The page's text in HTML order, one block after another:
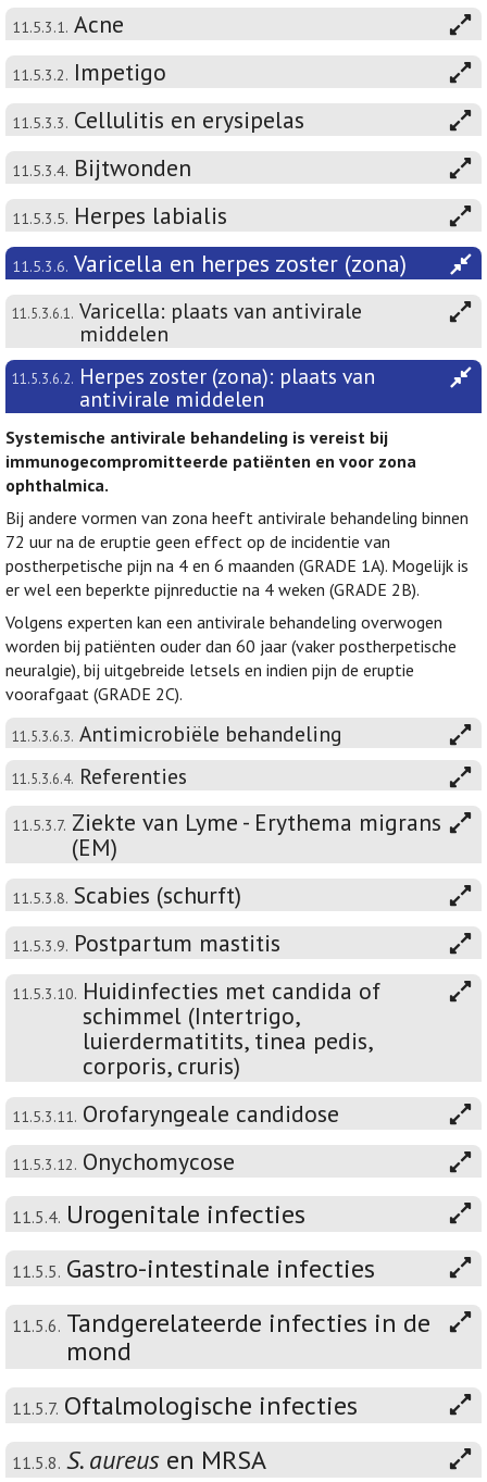
11.5.3.1. Acne
11.5.3.2. Impetigo
11.5.3.3. Cellulitis en erysipelas
11.5.3.4. Bijtwonden
11.5.3.5. Herpes labialis
11.5.3.6. Varicella en herpes zoster (zona)
11.5.3.6.1. Varicella: plaats van antivirale
middelen
11.5.3.6.2. Herpes zoster (zona): plaats van
antivirale middelen
Systemische antivirale behandeling is vereist bij
immunogecompromitteerde patiënten en voor zona
ophthalmica.
Bij andere vormen van zona heeft antivirale behandeling binnen
72 uur na de eruptie geen effect op de incidentie van
postherpetische pijn na 4 en 6 maanden (GRADE 1A). Mogelijk is
er wel een beperkte pijnreductie na 4 weken (GRADE 2B).
Volgens experten kan een antivirale behandeling overwogen
worden bij patiënten ouder dan 60 jaar (vaker postherpetische
neuralgie), bij uitgebreide letsels en indien pijn de eruptie
voorafgaat (GRADE 2C).
11.5.3.6.3. Antimicrobiële behandeling
11.5.3.6.4. Referenties
11.5.3.7. Ziekte van Lyme - Erythema migrans
(EM)
11.5.3.8. Scabies (schurft)
11.5.3.9. Postpartum mastitis
11.5.3.10. Huidinfecties met candida of
schimmel (Intertrigo,
luierdermatitits, tinea pedis,
corporis, cruris)
11.5.3.11. Orofaryngeale candidose
11.5.3.12. Onychomycose
11.5.4. Urogenitale infecties
11.5.5. Gastro-intestinale infecties
11.5.6. Tandgerelateerde infecties in de
mond
11.5.7. Oftalmologische infecties
11.5.8. S. aureus en MRSA